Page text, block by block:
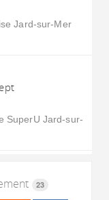
Jard-sur-Mer
SuperU Jard-sur-
23